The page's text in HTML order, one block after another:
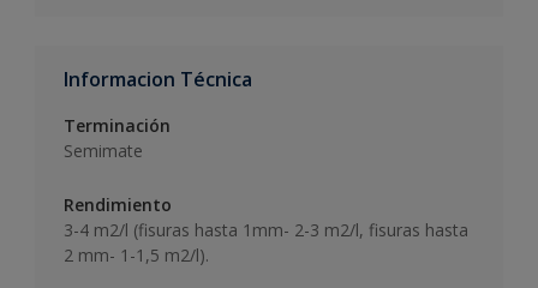
Informacion Técnica
Terminación
Semimate
Rendimiento
3-4 m2/l (fisuras hasta 1mm- 2-3 m2/l, fisuras hasta
2 mm- 1-1,5 m2/l).